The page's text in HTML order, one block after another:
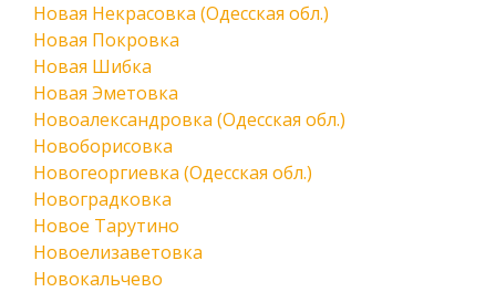
Новая Некрасовка (Одесская обл.)
Новая Покровка
Новая Шибка
Новая Эметовка
Новоалександровка (Одесская обл.)
Новоборисовка
Новогеоргиевка (Одесская обл.)
Новоградковка
Новое Тарутино
Новоелизаветовка
Новокальчево